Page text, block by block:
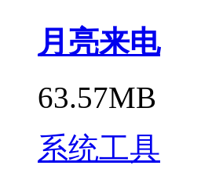
月亮来电
63.57MB
系统工具